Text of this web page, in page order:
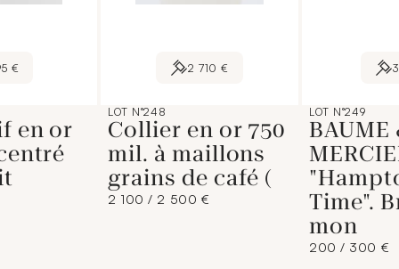
€
en or
2 710 €
LOT N°248
Collier en or 750
mil. à maillons
grains de café (
2 100 / 2 500 €
LOT N°249
BAUME
Time".
mon
200 / 300 €